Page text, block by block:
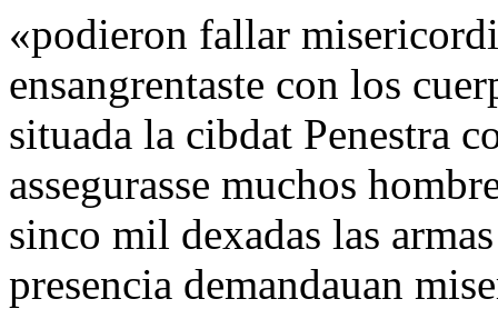
«podieron fallar
ensangrentaste con los
situada la cibdat Penestra
assegurasse muchos
sinco mil dexadas las
presencia demandauan